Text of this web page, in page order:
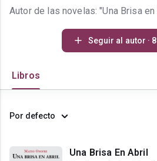
Seguir al autor · 8
Libros
Por defecto
Una Brisa En Abril